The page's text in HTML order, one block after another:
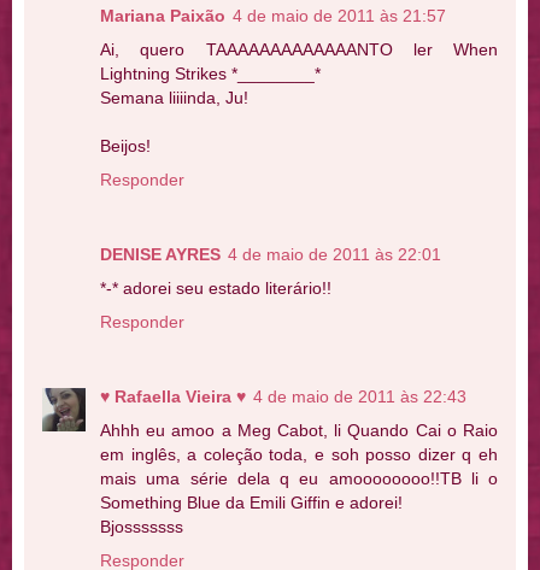
Mariana Paixão 4 de maio de 2011 às 21:57
Ai, quero TAAAAAAAAAAAAANTO ler When
Lightning Strikes *________*
Semana liiiinda, Ju!
Beijos!
Responder
DENISE AYRES 4 de maio de 2011 às 22:01
*-* adorei seu estado literário!!
Responder
♥ Rafaella Vieira ♥ 4 de maio de 2011 às 22:43
Ahhh eu amoo a Meg Cabot, li Quando Cai o Raio
em inglês, a coleção toda, e soh posso dizer q eh
mais uma série dela q eu amoooooooo!!TB li o
Something Blue da Emili Giffin e adorei!
Bjosssssss
Responder